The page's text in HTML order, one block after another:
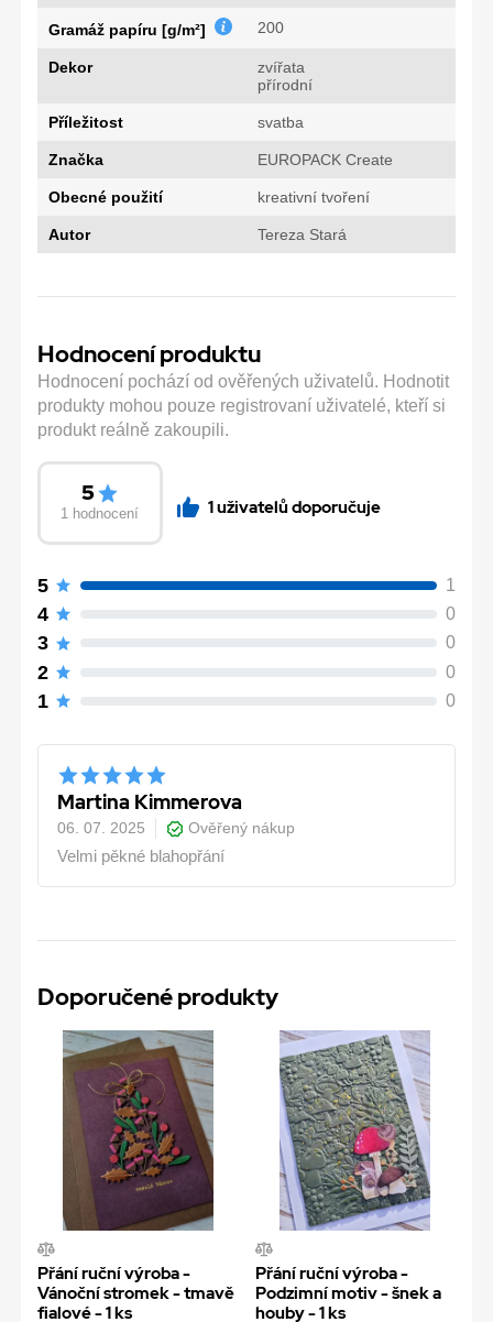
Gramáž papíru [g/m²] 200
Dekor
zvířata
přírodní
Příležitost svatba
Značka EUROPACK Create
Obecné použití kreativní tvoření
Autor Tereza Stará
Hodnocení produktu
Hodnocení pochází od ověřených uživatelů. Hodnotit
produkty mohou pouze registrovaní uživatelé, kteří si
produkt reálně zakoupili.
5
1 hodnocení 1 uživatelů doporučuje
5 1
4 0
3 0
2 0
1 0
Martina Kimmerova
06. 07. 2025
Ověřený nákup
Velmi pěkné blahopřání
Doporučené produkty
Přání ruční výroba -
Vánoční stromek - tmavě
fialové - 1 ks
Přání ruční výroba -
Podzimní motiv - šnek a
houby - 1 ks